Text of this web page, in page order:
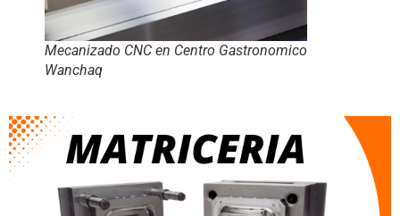
Mecanizado CNC en Centro Gastronomico
Wanchaq